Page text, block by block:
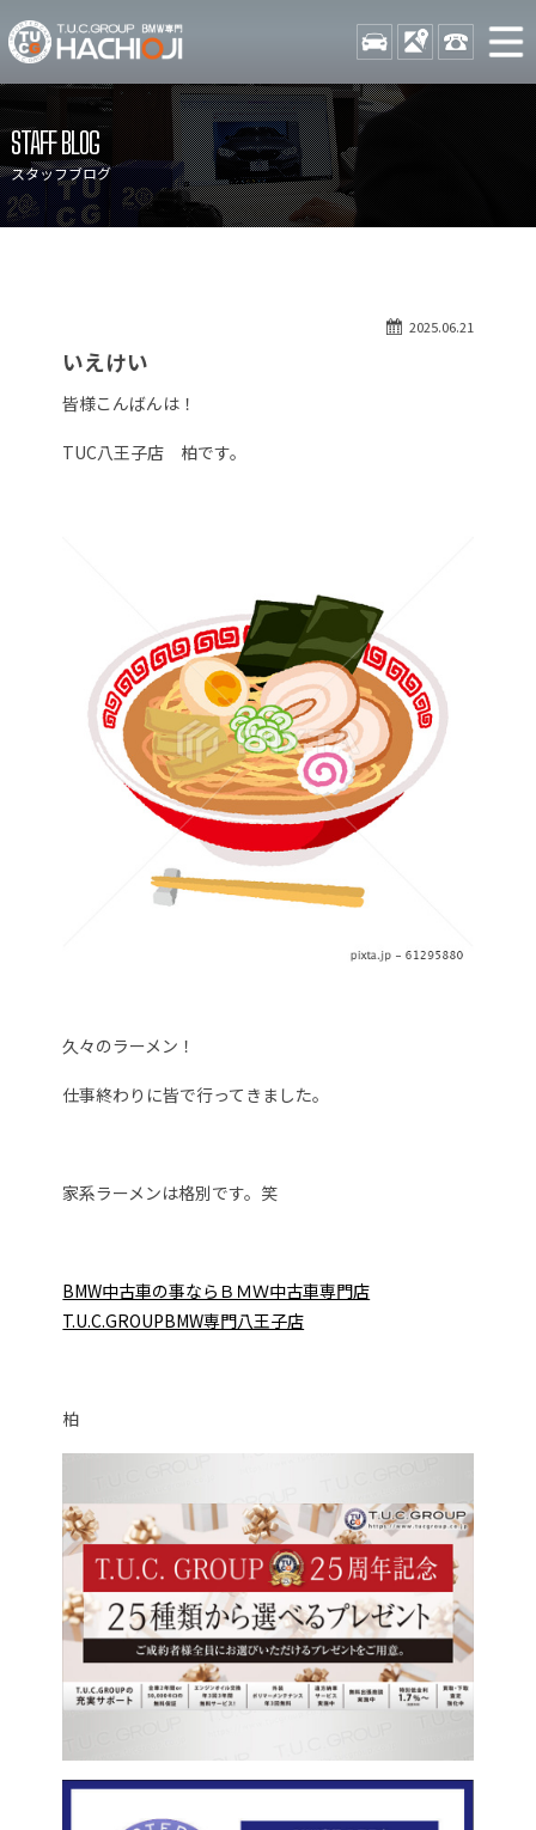
TUCグループ BMW専門 八
STOCK ACCESS 042-
ニュース
在庫リスト
目玉車両一覧
保証＆サービス
アクセスマップ
自動車保険
STAFF BLOG
スタッフブログ
2025.06.21
いえけい
皆様こんばんは！
TUC八王子店 柏です。
久々のラーメン！
仕事終わりに皆で行ってきました。
家系ラーメンは格別です。笑
BMW中古車の事ならＢＭＷ中古車専門店
T.U.C.GROUPBMW専門八王子店
柏